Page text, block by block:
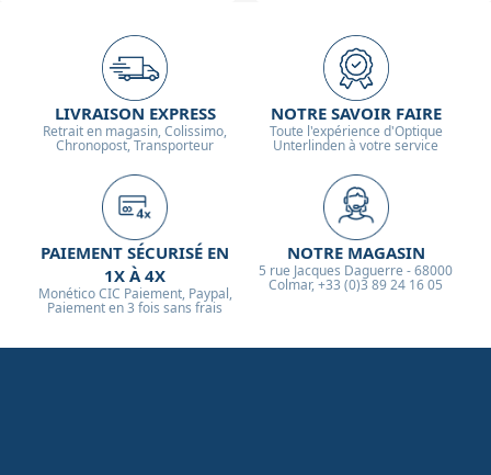
LIVRAISON EXPRESS
Retrait en magasin, Colissimo,
Chronopost, Transporteur
NOTRE SAVOIR FAIRE
Toute l'expérience d'Optique
Unterlinden à votre service
PAIEMENT SÉCURISÉ EN
1X À 4X
Monético CIC Paiement, Paypal,
Paiement en 3 fois sans frais
NOTRE MAGASIN
5 rue Jacques Daguerre - 68000
Colmar, +33 (0)3 89 24 16 05